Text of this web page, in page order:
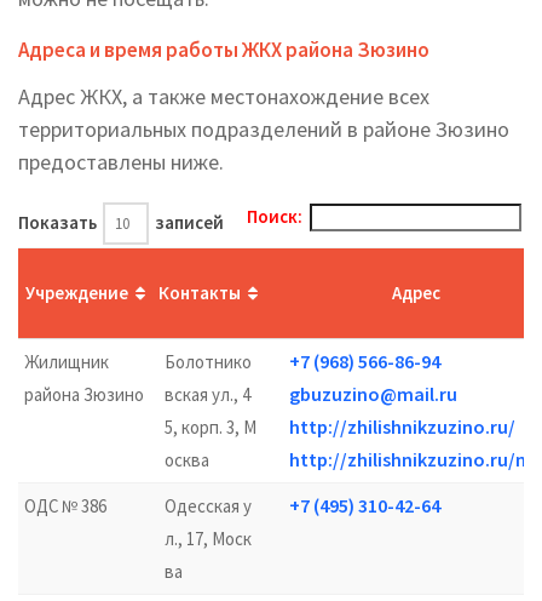
Адреса и время работы ЖКХ района Зюзино
Адрес ЖКХ, а также местонахождение всех
территориальных подразделений в районе Зюзино
предоставлены ниже.
Показать записей Поиск:
Учреждение Контакты Адрес
Жилищник
района Зюзино
Болотнико
вская ул., 4
5, корп. 3, М
осква
+7 (968) 566-86-94
gbuzuzino@mail.ru
http://zhilishnikzuzino.ru/
http://zhilishnikzuzino.ru/
ОДС № 386
Одесская у
л., 17, Моск
ва
+7 (495) 310-42-64